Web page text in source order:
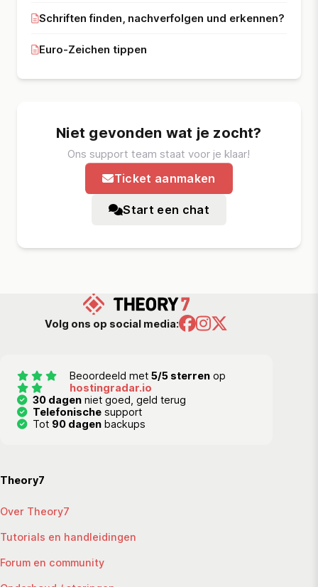
Schriften finden, nachverfolgen und erkennen?
Euro-Zeichen tippen
Niet gevonden wat je zocht?
Ons support team staat voor je klaar!
Ticket aanmaken
Start een chat
Volg ons op social media:
Beoordeeld met 5/5 sterrenop
hostingradar.io
30 dagen niet goed, geld terug
Telefonische support
Tot 90 dagen backups
Theory7
Over Theory7
Tutorials en handleidingen
Forum en community